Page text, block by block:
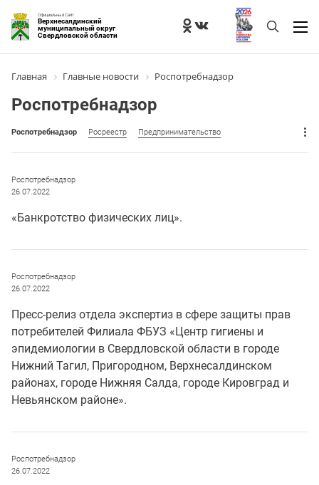
Официальный Сайт
Верхнесалдинский
муниципальный округ
Свердловской области
Главная Главные новости Роспотребнадзор
Роспотребнадзор
Роспотребнадзор Росреестр Предпринимательство
Роспотребнадзор
26.07.2022
«Банкротство физических лиц».
Роспотребнадзор
26.07.2022
Пресс-релиз отдела экспертиз в сфере защиты прав
потребителей Филиала ФБУЗ «Центр гигиены и
эпидемиологии в Свердловской области в городе
Нижний Тагил, Пригородном, Верхнесалдинском
районах, городе Нижняя Салда, городе Кировград и
Невьянском районе».
Роспотребнадзор
26.07.2022